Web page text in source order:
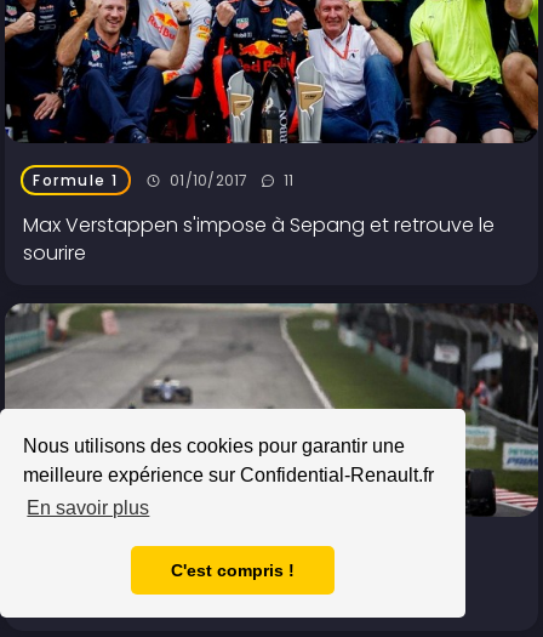
Nous utilisons des cookies pour garantir une
meilleure expérience sur Confidential-Renault.fr
En savoir plus
C'est compris !
Formule 1 01/10/2017 11
Max Verstappen s'impose à Sepang et retrouve le
sourire
01/10/2017 249
Week-end à oublier pour Renault à Sepang